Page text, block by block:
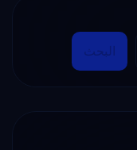
البحث